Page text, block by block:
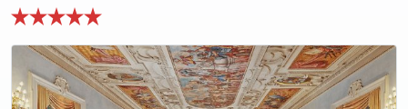
photo 5
photo 6
photo 7
photo 8